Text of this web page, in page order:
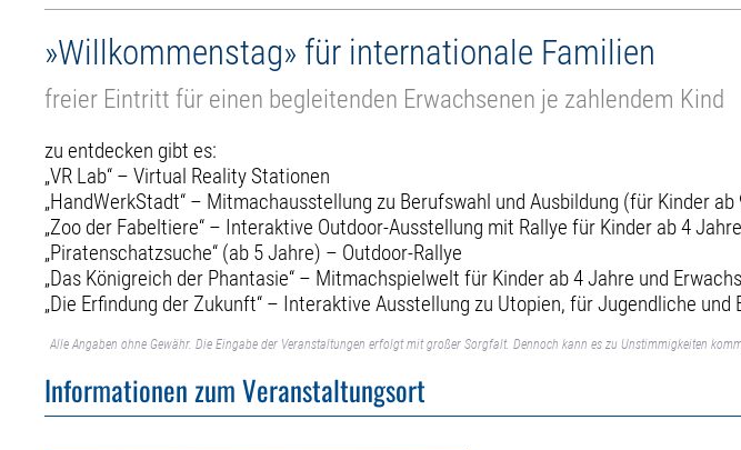
»Willkommenstag» für internationale Familien
freier Eintritt für einen begleitenden Erwachsenen je zahlendem Kind
zu entdecken gibt es:
„VR Lab“ – Virtual Reality Stationen
„HandWerkStadt“ – Mitmachausstellung zu Berufswahl und Ausbildung (für Kinder ab
„Zoo der Fabeltiere“ – Interaktive Outdoor-Ausstellung mit Rallye für Kinder ab 4
„Piratenschatzsuche“ (ab 5 Jahre) – Outdoor-Rallye
„Das Königreich der Phantasie“ – Mitmachspielwelt für Kinder ab 4 Jahre und
„Die Erfindung der Zukunft“ – Interaktive Ausstellung zu Utopien, für Jugendliche und
Alle Angaben ohne Gewähr. Die Eingabe der Veranstaltungen erfolgt mit großer Sorgfalt. Dennoch kann es zu Unstimmigkeiten
Informationen zum Veranstaltungsort